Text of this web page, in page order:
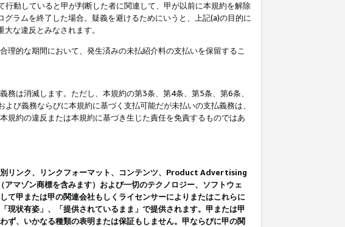
動していると甲が判断した者に関連して、甲が以前に本規約を解除
ラムを終了した場合。疑義を避けるためにいうと、上記(a)の目的に
な違反とみなされます。
的な期間において、発生済みの未払紹介料の支払いを保留するこ
は消滅します。ただし、本規約の第3条、第4条、第5条、第6条、
び義務ならびに本規約に基づく支払可能だが未払いの支払義務は、
規約の違反または本規約に基づき生じた責任を免責するものではあ
別リンク、リンクフォーマット、コンテンツ、Product Advertising
マゾン商標を含みます）および一切のテクノロジー、ソフトウェ
て甲または甲の関連会社もしくライセンサーによりまたはこれらに
状有姿」、「提供されているまま」で提供されます。甲または甲
ず、いかなる種類の表明または保証もしません。甲ならびに甲の関